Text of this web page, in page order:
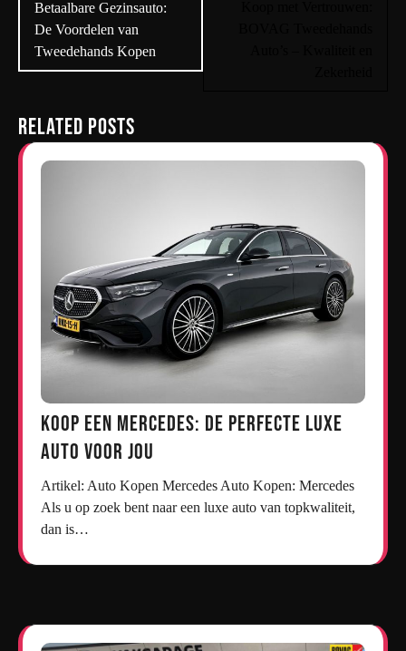
navigatie
Betaalbare Gezinsauto:
De Voordelen van
Tweedehands Kopen
Related Posts
Koop een Mercedes: De Perfecte Luxe
Auto voor Jou
Artikel: Auto Kopen Mercedes Auto Kopen: Mercedes
Als u op zoek bent naar een luxe auto van topkwaliteit,
dan is…